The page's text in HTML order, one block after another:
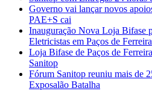
Governo vai lançar novos
PAE+S cai
Inauguração Nova Loja Bifase
Eletricistas em Paços de Ferreira
Loja Bifase de Paços de
Sanitop
Fórum Sanitop reuniu mais de
Exposalão Batalha